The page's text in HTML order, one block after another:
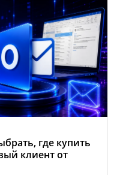
где купить
клиент от